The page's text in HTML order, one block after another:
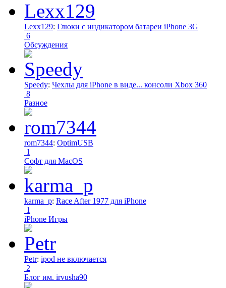
Lexx129: Глюки с индикатором батареи iPhone 3G
6
Обсуждения
Speedy: Чехлы для iPhone в виде... консоли Xbox 360
8
Разное
rom7344: OptimUSB
1
Софт для MacOS
karma_p: Race After 1977 для iPhone
1
iPhone Игры
Petr: ipod не включается
2
Блог им. irvusha90